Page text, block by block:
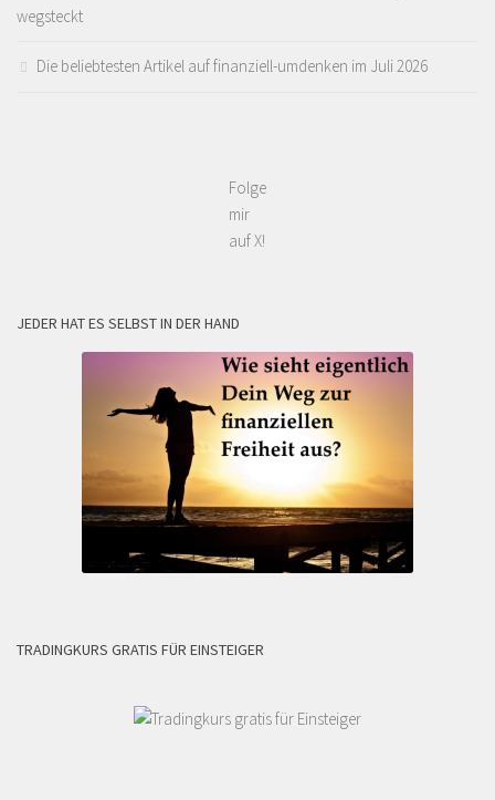
wegsteckt
Die beliebtesten Artikel auf finanziell-umdenken im Juli 2026
Folge
mir
auf X!
JEDER HAT ES SELBST IN DER HAND
TRADINGKURS GRATIS FÜR EINSTEIGER